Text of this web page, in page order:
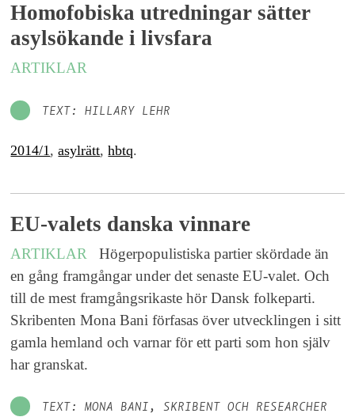
Homofobiska utredningar sätter
asylsökande i livsfara
ARTIKLAR
TEXT: HILLARY LEHR
2014/1 ,asylrätt,hbtq.
EU-valets danska vinnare
ARTIKLAR
Högerpopulistiska partier skördade än
en gång framgångar under det senaste EU-valet. Och
till de mest framgångsrikaste hör Dansk folkeparti.
Skribenten Mona Bani förfasas över utvecklingen i sitt
gamla hemland och varnar för ett parti som hon själv
har granskat.
TEXT: MONA BANI, SKRIBENT OCH RESEARCHER